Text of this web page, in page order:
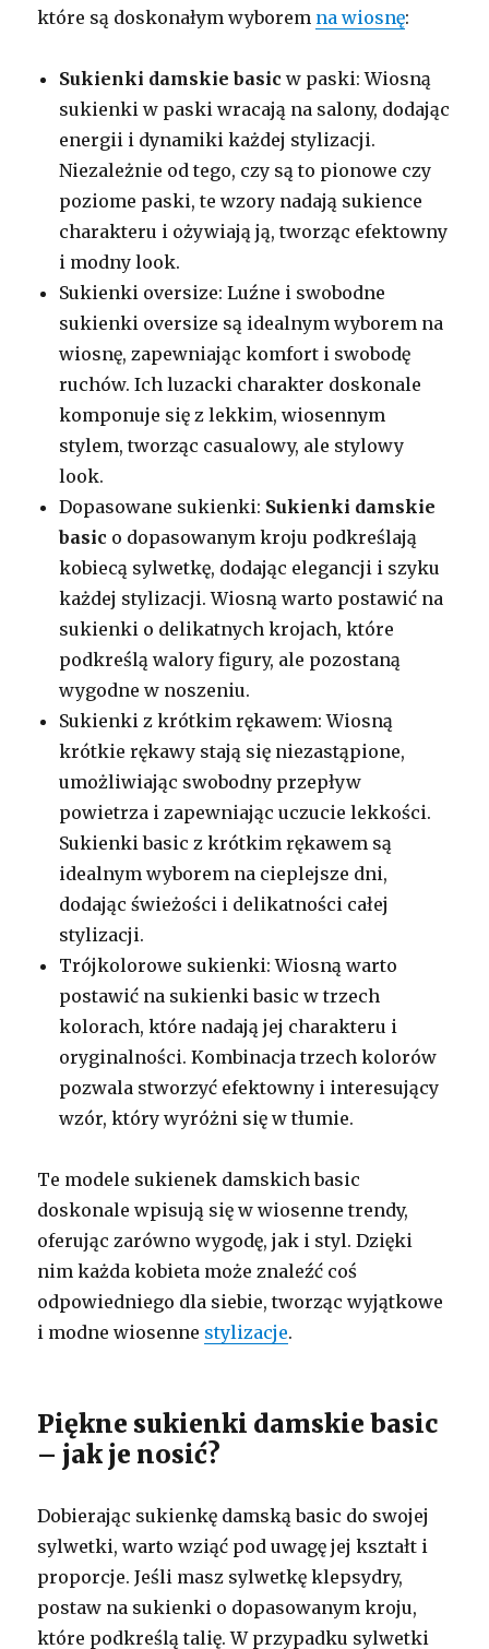
które są doskonałym wyborem na wiosnę:
Sukienki damskie basic w paski: Wiosną
sukienki w paski wracają na salony, dodając
energii i dynamiki każdej stylizacji.
Niezależnie od tego, czy są to pionowe czy
poziome paski, te wzory nadają sukience
charakteru i ożywiają ją, tworząc efektowny
i modny look.
Sukienki oversize: Luźne i swobodne
sukienki oversize są idealnym wyborem na
wiosnę, zapewniając komfort i swobodę
ruchów. Ich luzacki charakter doskonale
komponuje się z lekkim, wiosennym
stylem, tworząc casualowy, ale stylowy
look.
Dopasowane sukienki: Sukienki damskie
basic o dopasowanym kroju podkreślają
kobiecą sylwetkę, dodając elegancji i szyku
każdej stylizacji. Wiosną warto postawić na
sukienki o delikatnych krojach, które
podkreślą walory figury, ale pozostaną
wygodne w noszeniu.
Sukienki z krótkim rękawem: Wiosną
krótkie rękawy stają się niezastąpione,
umożliwiając swobodny przepływ
powietrza i zapewniając uczucie lekkości.
Sukienki basic z krótkim rękawem są
idealnym wyborem na cieplejsze dni,
dodając świeżości i delikatności całej
stylizacji.
Trójkolorowe sukienki: Wiosną warto
postawić na sukienki basic w trzech
kolorach, które nadają jej charakteru i
oryginalności. Kombinacja trzech kolorów
pozwala stworzyć efektowny i interesujący
wzór, który wyróżni się w tłumie.
Te modele sukienek damskich basic
doskonale wpisują się w wiosenne trendy,
oferując zarówno wygodę, jak i styl. Dzięki
nim każda kobieta może znaleźć coś
odpowiedniego dla siebie, tworząc wyjątkowe
i modne wiosenne stylizacje.
Piękne sukienki damskie basic
– jak je nosić?
Dobierając sukienkę damską basic do swojej
sylwetki, warto wziąć pod uwagę jej kształt i
proporcje. Jeśli masz sylwetkę klepsydry,
postaw na sukienki o dopasowanym kroju,
które podkreślą talię. W przypadku sylwetki